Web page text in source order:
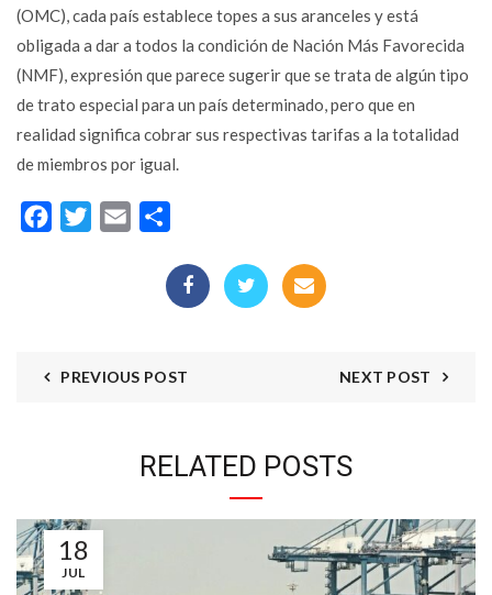
(OMC), cada país establece topes a sus aranceles y está
obligada a dar a todos la condición de Nación Más Favorecida
(NMF), expresión que parece sugerir que se trata de algún tipo
de trato especial para un país determinado, pero que en
realidad significa cobrar sus respectivas tarifas a la totalidad
de miembros por igual.
FacebookTwitterEmail
PREVIOUS POST NEXT POST
RELATED POSTS
18
JUL